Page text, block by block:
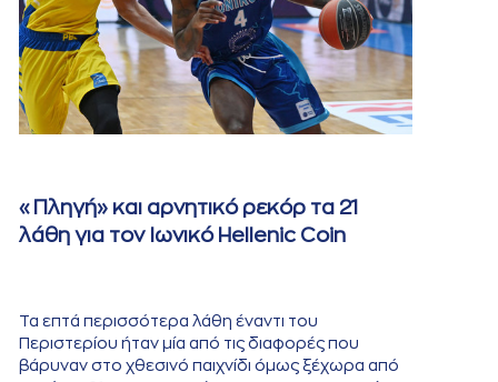
«Πληγή» και αρνητικό ρεκόρ τα 21
λάθη για τον Ιωνικό Hellenic Coin
Τα επτά περισσότερα λάθη έναντι του
Περιστερίου ήταν μία από τις διαφορές που
βάρυναν στο χθεσινό παιχνίδι όμως ξέχωρα από